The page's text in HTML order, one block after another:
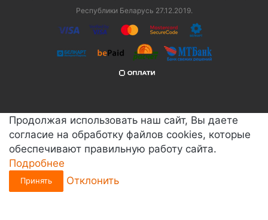
Республики Беларусь 27.12.2019.
Продолжая использовать наш сайт, Вы даете
согласие на обработку файлов cookies, которые
обеспечивают правильную работу сайта.
Подробнее
Принять Отклонить